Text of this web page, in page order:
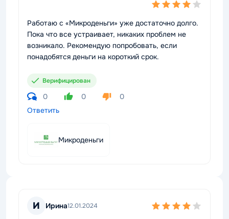
Работаю с «Микроденьги» уже достаточно долго.
Пока что все устраивает, никаких проблем не
возникало. Рекомендую попробовать, если
понадобятся деньги на короткий срок.
Верифицирован
0 0
0
Ответить
Микроденьги
И Ирина12.01.2024